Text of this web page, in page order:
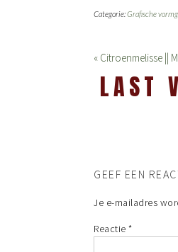
Categorie:Grafische
« Citroenmelisse ||
LAST
GEEF EEN
Je e-mailadres
Reactie *